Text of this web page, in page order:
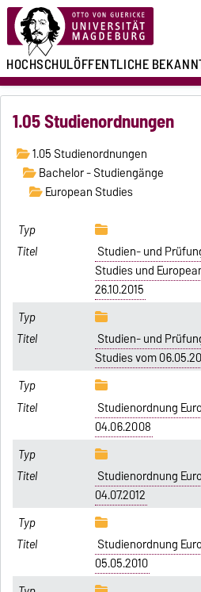
HOCHSCHULÖFFENTLICHE
1.05 Studienordnungen
1.05 Studienordnungen
Bachelor - Studiengänge
European Studies
Studien- und
Studies und
26.10.2015
Studien- und
Studies vom
Studienordnung
04.06.2008
Studienordnung
04.07.2012
Studienordnung
05.05.2010